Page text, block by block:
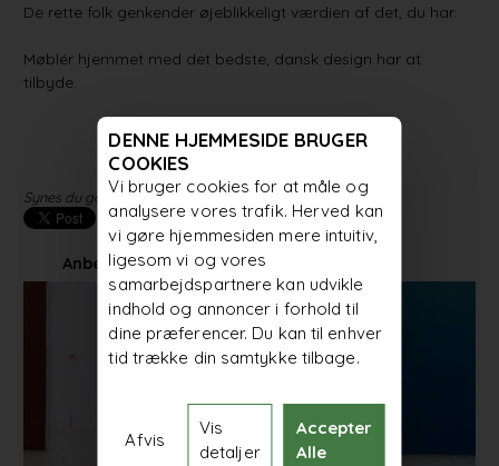
De rette folk genkender øjeblikkeligt værdien af det, du har.
Møblér hjemmet med det bedste, dansk design har at
tilbyde.
Synes du godt om artiklen? Del den med dit netværk!
Anbefalede artikler
DENNE HJEMMESIDE BRUGER
COOKIES
Vi bruger cookies for at måle og
analysere vores trafik. Herved kan
vi gøre hjemmesiden mere intuitiv,
ligesom vi og vores
samarbejdspartnere kan udvikle
indhold og annoncer i forhold til
dine præferencer. Du kan til enhver
tid trække din samtykke tilbage.
Afvis
Vis
detaljer
Accepter
Alle